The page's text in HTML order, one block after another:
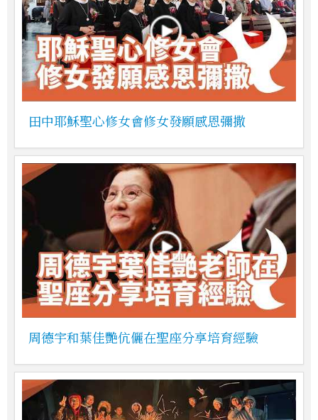
田中耶穌聖心修女會修女發願感恩彌撒
周德宇和葉佳艷伉儷在聖座分享培育經驗